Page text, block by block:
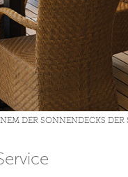
DER SONNENDECKS DER